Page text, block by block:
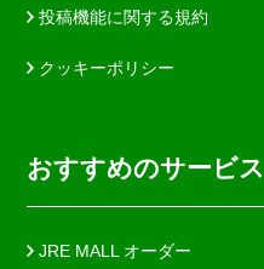
投稿機能に関する規約
クッキーポリシー
おすすめのサービス
JRE MALL オーダー